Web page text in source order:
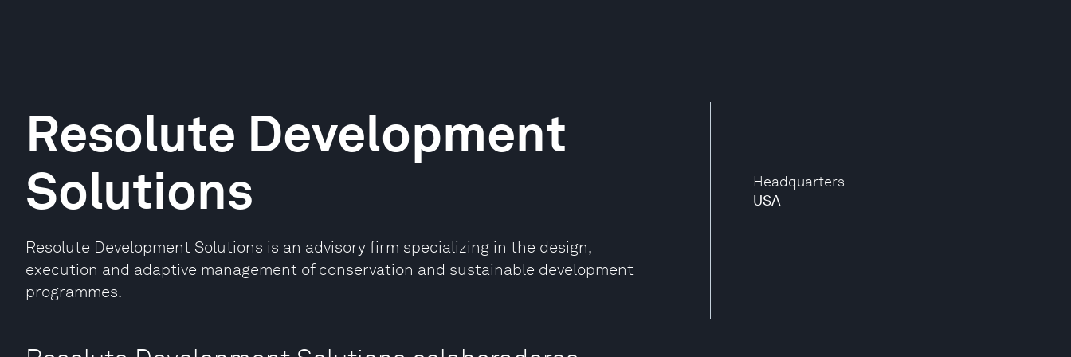
Headquarters
USA
Resolute Development
Solutions
Resolute Development Solutions is an advisory firm specializing in the design,
execution and adaptive management of conservation and sustainable development
programmes.